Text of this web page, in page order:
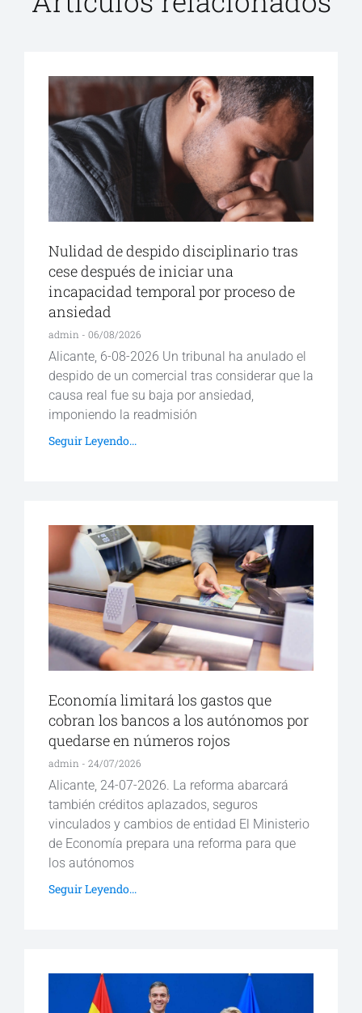
Nulidad de despido disciplinario tras
cese después de iniciar una
incapacidad temporal por proceso de
ansiedad
admin 06/08/2026
Alicante, 6-08-2026 Un tribunal ha anulado el
despido de un comercial tras considerar que la
causa real fue su baja por ansiedad,
imponiendo la readmisión
Seguir Leyendo...
Economía limitará los gastos que
cobran los bancos a los autónomos por
quedarse en números rojos
admin 24/07/2026
Alicante, 24-07-2026. La reforma abarcará
también créditos aplazados, seguros
vinculados y cambios de entidad El Ministerio
de Economía prepara una reforma para que
los autónomos
Seguir Leyendo...